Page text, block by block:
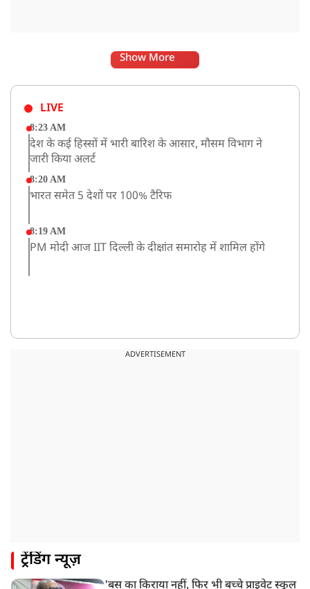
Show More
LIVE
8:23 AM
देश के कई हिस्सों में भारी बारिश के आसार, मौसम विभाग ने
जारी किया अलर्ट
8:20 AM
भारत समेत 5 देशों पर 100% टैरिफ
8:19 AM
PM मोदी आज IIT दिल्ली के दीक्षांत समारोह में शामिल होंगे
ADVERTISEMENT
ट्रेंडिंग न्यूज़
'बस का किराया नहीं, फिर भी बच्चे प्राइवेट स्कूल